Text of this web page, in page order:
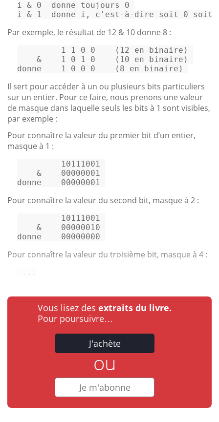
i & 0 donne toujours 0
i & 1 donne i , c 'est-à-dire soit 0 soit
Par exemple, le résultat de 12 & 10 donne 8 :
1 1 0 0 ( 12 en binaire)
&
1 0 1 0 ( 10 en binaire)
donne
1 0 0 0 ( 8 en binaire)
Il sert pour accéder à un ou plusieurs bits particuliers
sur un entier. Pour ce faire, nous prenons une valeur
de masque dans laquelle seuls les bits à 1 sont visibles,
par exemple :
Pour connaître la valeur du premier bit d’un entier,
masque à 1 :
10111001
&    00000001
donne    00000001
Pour connaître la valeur du second bit, masque à 2 :
10111001
&    00000010
donne    00000000
Pour connaître la valeur du troisième bit, masque à 4 :
...
Vous lisez des extraits du livre.
Pour poursuivre…
J'achète
ou
Je m'abonne